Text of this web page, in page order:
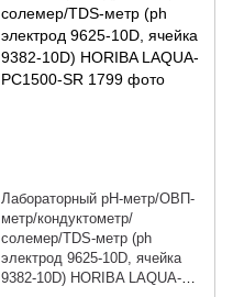
Лабораторный pH-метр/ОВП-
метр/кондуктометр/
солемер/TDS-метр (ph
электрод 9625-10D, ячейка
9382-10D) HORIBA LAQUA-